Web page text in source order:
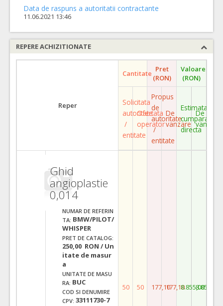
Data de raspuns a autoritatii contractante
11.06.2021 13:46
REPERE ACHIZITIONATE
Reper
Cantitate Pret
(RON)
Valoare
(RON)
Solicitata
autoritate
/
entitate
Ofertata
operator
Propus
de
autoritate
/
entitate
De
vanzare
Estimata
cumparare
directa
De
vanzare
Ghid
angioplastie
0,014
NUMAR DE REFERIN
TA: BMW/PILOT/
WHISPER
PRET DE CATALOG:
250,00 RON / Un
itate de masur
a
UNITATE DE MASU
RA: BUC
COD SI DENUMIRE
CPV: 33111730-7
50 50 177,10177,108.855,008.855,00